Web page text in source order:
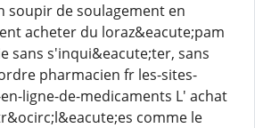
soupir de soulagement en
acheter du loraz&eacute;pam
sans s'inqui&eacute;ter, sans
pharmacien fr les-sites-
ligne-de-medicaments L' achat
comme le